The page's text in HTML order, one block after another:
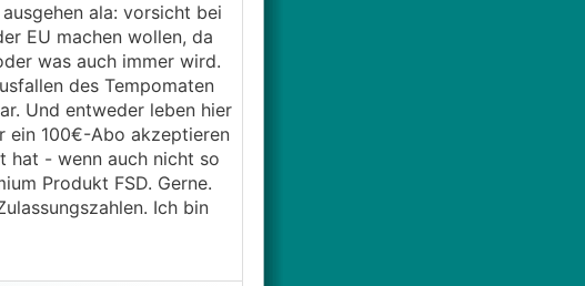
ala: vorsicht bei
EU machen wollen, da
was auch immer wird.
des Tempomaten
Und entweder leben hier
ein 100€-Abo akzeptieren
hat - wenn auch nicht so
Produkt FSD. Gerne.
Ich bin